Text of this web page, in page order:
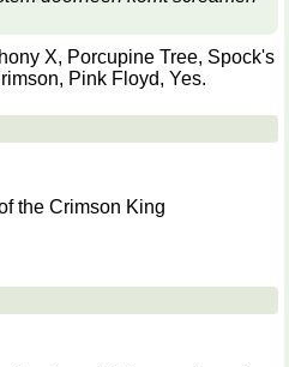
X, Porcupine Tree, Spock's
Pink Floyd, Yes.
the Crimson King